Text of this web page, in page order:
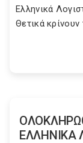
Ελληνικά
Θετικά
ΕΛΛΗΝΙΚΑ